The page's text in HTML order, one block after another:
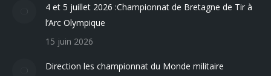
4 et 5 juillet 2026 :Championnat de Bretagne de Tir à
l’Arc Olympique
15 juin 2026
Direction les championnat du Monde militaire